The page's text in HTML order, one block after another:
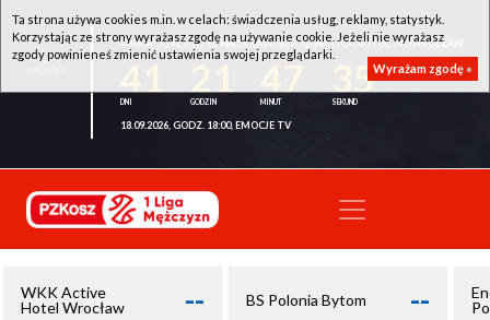
WKK ACTIVE HOTEL WROCŁAW - KSK QEMETICA NOTEĆ INOWROCŁAW
35
18.09.2026, GODZ. 18:00, EMOCJE TV
WKK Active
Hotel Wrocław
-- BS Polonia Bytom --
Ta strona używa cookies m.in. w celach: świadczenia usług, reklamy, statystyk.
Korzystając ze strony wyrażasz zgodę na używanie cookie. Jeżeli nie wyrażasz
zgody powinieneś zmienić ustawienia swojej przeglądarki.
Wyrażam zgodę »